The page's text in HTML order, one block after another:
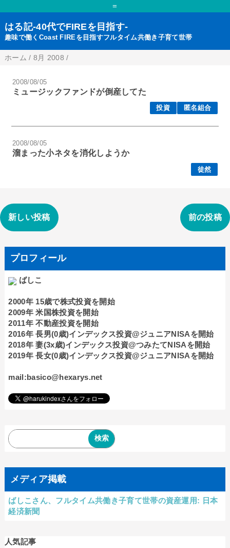
=
はる記-40代でFIREを目指す-
趣味で働くCoast FIREを目指すフルタイム共働き子育て世帯
ホーム / 8月 2008 /
2008/08/05
ミュージックファンドが倒産してた
投資 匿名組合
2008/08/05
溜まった小ネタを消化しようか
徒然
新しい投稿 前の投稿
プロフィール
ばしこ
2000年 15歳で株式投資を開始
2009年 米国株投資を開始
2011年 不動産投資を開始
2016年 長男(0歳)インデックス投資@ジュニアNISAを開始
2018年 妻(3x歳)インデックス投資@つみたてNISAを開始
2019年 長女(0歳)インデックス投資@ジュニアNISAを開始
mail:basico@hexarys.net
メディア掲載
ばしこさん、フルタイム共働き子育て世帯の資産運用: 日本
経済新聞
人気記事